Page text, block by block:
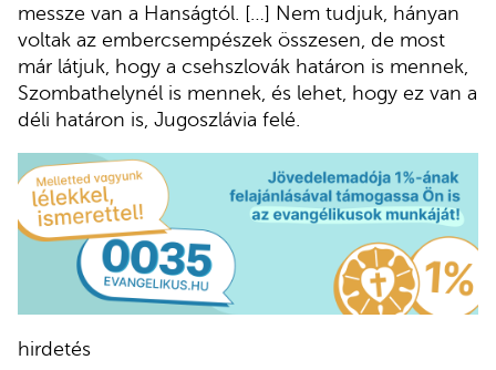
messze van a Hanságtól. […] Nem tudjuk, hányan
voltak az embercsempészek összesen, de most
már látjuk, hogy a csehszlovák határon is mennek,
Szombathelynél is mennek, és lehet, hogy ez van a
déli határon is, Jugoszlávia felé.
hirdetés